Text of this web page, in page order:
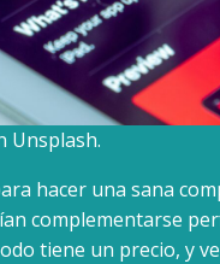
Unsplash.
hacer una sana
complementarse
tiene un precio, y